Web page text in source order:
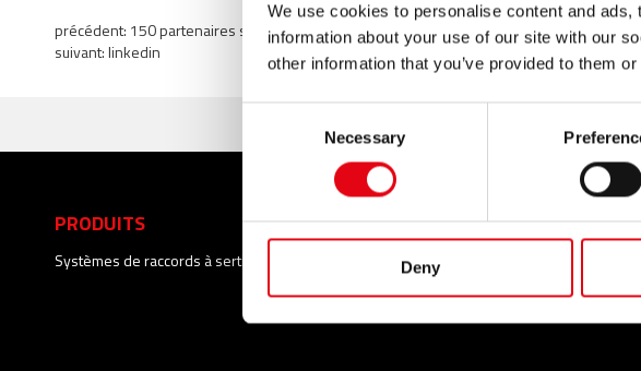
We use cookies to personalise content and
information about your use of our site with our
other information that you’ve provided to them
Necessary
Deny
précédent: 150 partenaires sélectionner pour créer de la valeur
suivant:linkedin
PRODUITS
Systèmes de raccords à sertir
SERVICES ÉVÉNEMENTS ET
NOUVELLES